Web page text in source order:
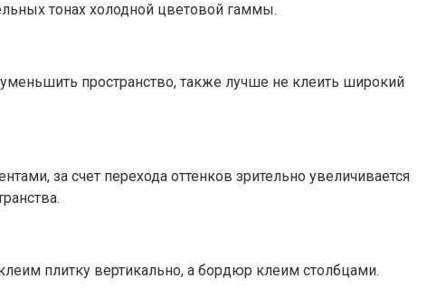
тонах холодной цветовой гаммы.
пространство, также лучше не клеить широкий
за счет перехода оттенков зрительно увеличивается
плитку вертикально, а бордюр клеим столбцами.